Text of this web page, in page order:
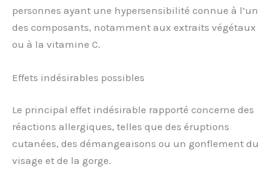
personnes ayant une hypersensibilité connue à l’un
des composants, notamment aux extraits végétaux
ou à la vitamine C.
Effets indésirables possibles
Le principal effet indésirable rapporté concerne des
réactions allergiques, telles que des éruptions
cutanées, des démangeaisons ou un gonflement du
visage et de la gorge.